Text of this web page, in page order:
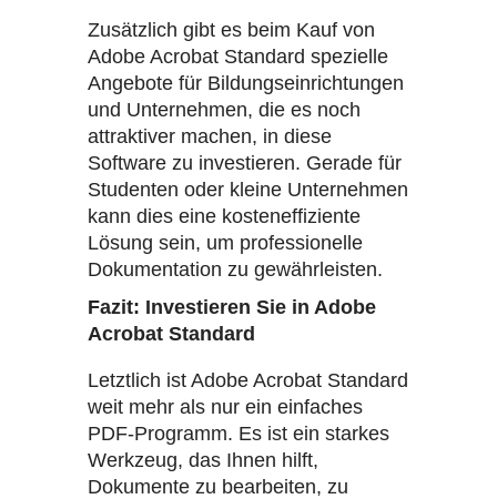
Zusätzlich gibt es beim Kauf von
Adobe Acrobat Standard spezielle
Angebote für Bildungseinrichtungen
und Unternehmen, die es noch
attraktiver machen, in diese
Software zu investieren. Gerade für
Studenten oder kleine Unternehmen
kann dies eine kosteneffiziente
Lösung sein, um professionelle
Dokumentation zu gewährleisten.
Fazit: Investieren Sie in Adobe
Acrobat Standard
Letztlich ist Adobe Acrobat Standard
weit mehr als nur ein einfaches
PDF-Programm. Es ist ein starkes
Werkzeug, das Ihnen hilft,
Dokumente zu bearbeiten, zu